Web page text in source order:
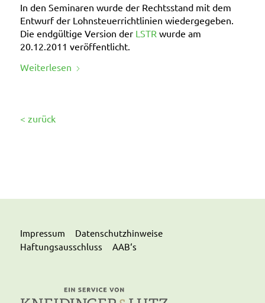
In den Seminaren wurde der Rechtsstand mit dem
Entwurf der Lohnsteuerrichtlinien wiedergegeben.
Die endgültige Version der LSTR wurde am
20.12.2011 veröffentlicht.
Weiterlesen
< zurück
Impressum
Datenschutzhinweise
Haftungsausschluss
AAB‘s